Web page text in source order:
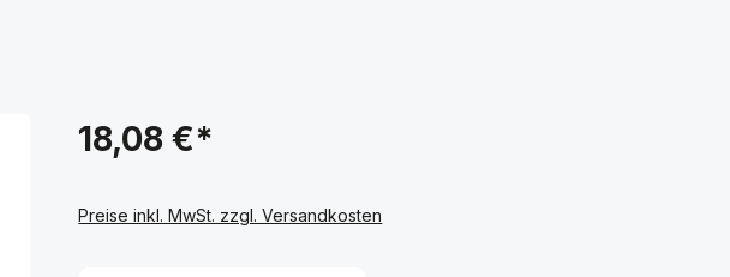
18,08 €*
Preise inkl. MwSt. zzgl. Versandkosten